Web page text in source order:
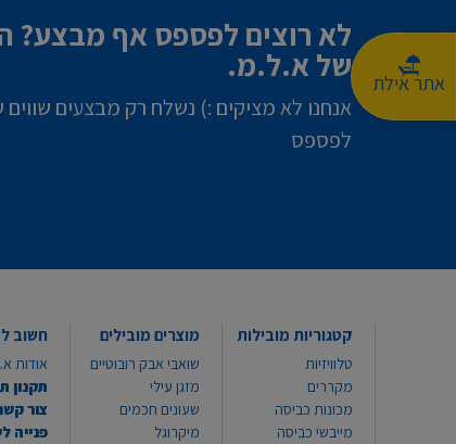
אתר אילת
לא רוצים לפספס אף מבצע?
של א.ל.מ.
אנחנו לא מציקים :) נשלח רק מבצעים
לפספס
קטגוריות מובילות
טלוויזיות
מקררים
מכונות כביסה
מייבשי כביסה
מוצרים מובילים
שואבי אבק רובוטיים
מזגן עילי
שעונים חכמים
מיקרוגל
חשוב
אודות
תקנון
צור
פנייה